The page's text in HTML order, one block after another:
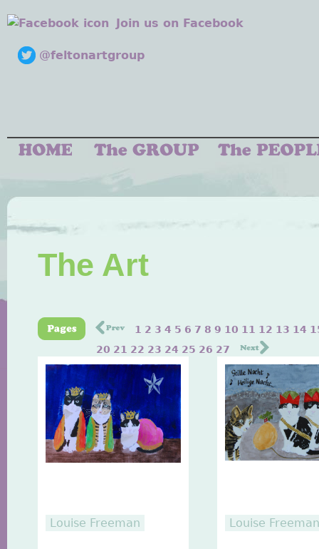
Join us on Facebook
@feltonartgroup
The Art
1 2 3 4 5 6 7 8 9 10 11 12 13 14
20 21 22 23 24 25 26 27
Louise Freeman Louise Freeman